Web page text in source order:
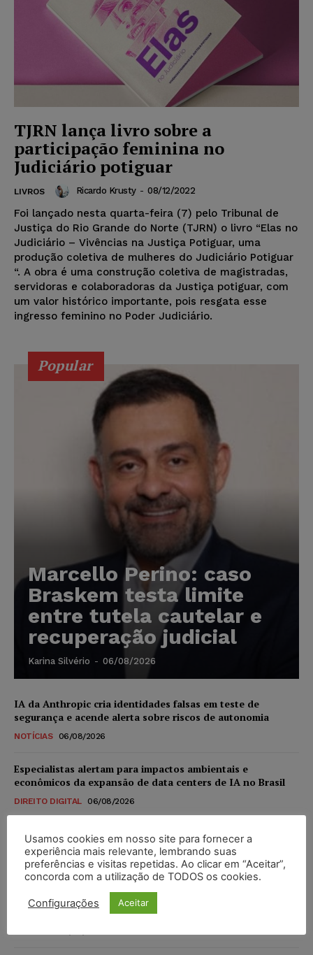
TJRN lança livro sobre a
participação feminina no
Judiciário potiguar
LIVROS Ricardo Krusty - 08/12/2022
Foi lançado nesta quarta-feira (7) pelo Tribunal de
Justiça do Rio Grande do Norte (TJRN) o livro “Elas no
Judiciário – Vivências na Justiça Potiguar, uma
produção coletiva de mulheres do Judiciário Potiguar
“. A obra é uma construção coletiva de magistradas,
servidoras e colaboradoras da Justiça potiguar, com
um valor histórico importante, pois resgata esse
ingresso feminino no Poder Judiciário.
Popular
Marcello Perino: caso
Braskem testa limite
entre tutela cautelar e
recuperação judicial
Karina Silvério - 06/08/2026
IA da Anthropic cria identidades falsas em teste de
segurança e acende alerta sobre riscos de autonomia
NOTÍCIAS 06/08/2026
Especialistas alertam para impactos ambientais e
econômicos da expansão de data centers de IA no Brasil
DIREITO DIGITAL 06/08/2026
TSE reforça que sistemas das urnas eletrônicas tornam-se
invioláveis após assinatura digital e lacração
NOTÍCIAS 06/08/2026
STF inicia julgamento sobre constitucionalidade da
proibição dos jogos de azar no Brasil
Usamos cookies em nosso site para fornecer a
experiência mais relevante, lembrando suas
preferências e visitas repetidas. Ao clicar em “Aceitar”,
concorda com a utilização de TODOS os cookies.
Configurações Aceitar